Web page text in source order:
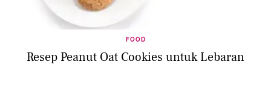
FOOD
Resep Peanut Oat Cookies untuk Lebaran